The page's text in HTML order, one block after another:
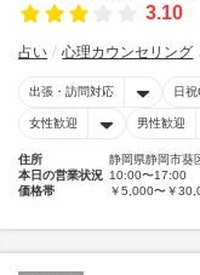
3.10
占い 心理カウンセリング
出張・訪問対応 日祝
女性歓迎 男性歓迎
住所
静岡県静岡市
本日の営業状況 10:00〜17:00
価格帯
￥5,000〜￥